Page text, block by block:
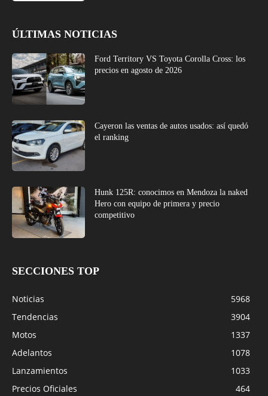
ÚLTIMAS NOTICIAS
Ford Territory VS Toyota Corolla Cross: los
precios en agosto de 2026
Cayeron las ventas de autos usados: así quedó
el ranking
Hunk 125R: conocimos en Mendoza la naked
Hero con equipo de primera y precio
competitivo
SECCIONES TOP
Noticias
5968
Tendencias
3904
Motos
1337
Adelantos
1078
Lanzamientos
1033
Precios Oficiales
464